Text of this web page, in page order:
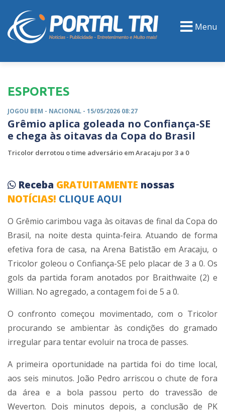
Menu
ESPORTES
JOGOU BEM - NACIONAL - 15/05/2026 08:27
Grêmio aplica goleada no Confiança-SE
e chega às oitavas da Copa do Brasil
Tricolor derrotou o time adversário em Aracaju por 3 a 0
Receba GRATUITAMENTE nossas
NOTÍCIAS! CLIQUE AQUI
O Grêmio carimbou vaga às oitavas de final da Copa do
Brasil, na noite desta quinta-feira. Atuando de forma
efetiva fora de casa, na Arena Batistão em Aracaju, o
Tricolor goleou o Confiança-SE pelo placar de 3 a 0. Os
gols da partida foram anotados por Braithwaite (2) e
Willian. No agregado, a contagem foi de 5 a 0.
O confronto começou movimentado, com o Tricolor
procurando se ambientar às condições do gramado
irregular para tentar evoluir na troca de passes.
A primeira oportunidade na partida foi do time local,
aos seis minutos. João Pedro arriscou o chute de fora
da área e a bola passou perto do travessão de
Weverton. Dois minutos depois, a conclusão de PK